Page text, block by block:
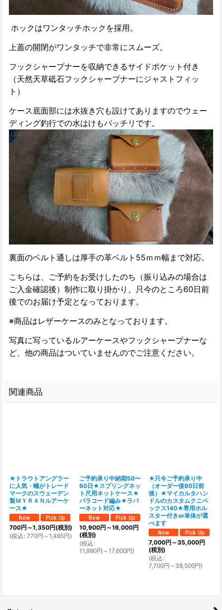
ホックはワンタッチホックを採用。
上蓋の開閉がワンタッチで非常にスムーズ。
フックシャープナーを収納できるサイドポケット付き
（天然天草砥石フックシャープナーにジャストフィッ
ト）
ケース底面部には水抜き穴も設けてありますのでウェー
ディング釣行での水はけもバッチリです。
裏面のベルト通しは厚手の革ベルト55ｍｍ幅まで対応。
こちらは、ご予約をお受けしたのち（振り込みの場合は
ご入金確認後）制作に取り掛かり、只今のところ60日前
後でのお届け予定となっております。
※商品はレザーケースのみとなっております。
写真に写っているルアーケースやフックシャープナーな
ど、他の商品はついていませんのでご注意ください。
関連商品
★トラウトアングラー
に人気・蟻がトレード
マークのスウェーデン
製ＭＹＲＡＮルアーケ
ース★
700円 ～1,350円(税別)
(税込 : 770円 ～1,485円)
ご予約承り中納期50〜
60日★スプリングネッ
ト尺用ネットケース★
パラコード編み★ラバ
ーネット対応★
10,900円 ～16,000円
(税別)
(税込 :
11,990円 ～17,600円)
★只今ご予約承り中
（オーダー後80日前
後）★マイカルタハン
ドルのカスタムクニペ
ックス140★専用ホル
スター付きor単体が選
べます
7,000円 ～35,000円
(税別)
(税込 :
7,700円 ～38,500円)